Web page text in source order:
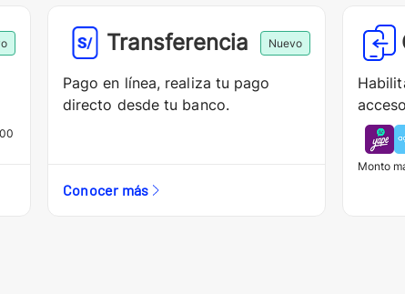
Transferencia Nuevo
Pago en línea, realiza tu pago
directo desde tu banco.
Conocer más
Monto